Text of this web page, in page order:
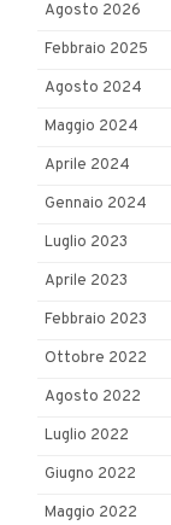
Agosto 2026
Febbraio 2025
Agosto 2024
Maggio 2024
Aprile 2024
Gennaio 2024
Luglio 2023
Aprile 2023
Febbraio 2023
Ottobre 2022
Agosto 2022
Luglio 2022
Giugno 2022
Maggio 2022